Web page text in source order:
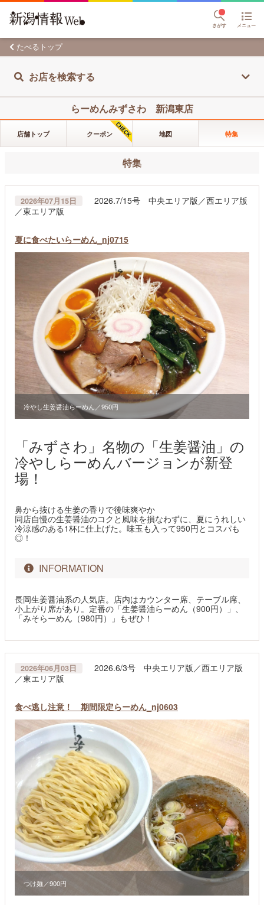
さがす メニュー
たべるトップ
お店を検索する
らーめんみずさわ 新潟東店
店舗トップ クーポン 地図 特集
特集
2026年07月15日
2026.7/15号 中央エリア版／西エリア版
／東エリア版
夏に食べたいらーめん_nj0715
冷やし生姜醤油らーめん／950円
「みずさわ」名物の「生姜醤油」の
冷やしらーめんバージョンが新登
場！
鼻から抜ける生姜の香りで後味爽やか
同店自慢の生姜醤油のコクと風味を損なわずに、夏にうれしい
冷涼感のある1杯に仕上げた。味玉も入って950円とコスパも
◎！
INFORMATION
長岡生姜醤油系の人気店。店内はカウンター席、テーブル席、
小上がり席があり。定番の「生姜醤油らーめん（900円）」、
「みそらーめん（980円）」もぜひ！
2026年06月03日
2026.6/3号 中央エリア版／西エリア版
／東エリア版
食べ逃し注意！ 期間限定らーめん_nj0603
つけ麺／900円